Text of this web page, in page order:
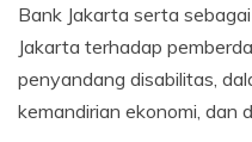
Bank Jakarta serta
Jakarta terhadap
penyandang disabilitas,
kemandirian ekonomi, dan